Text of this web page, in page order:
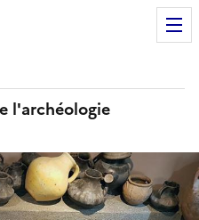
l'archéologie